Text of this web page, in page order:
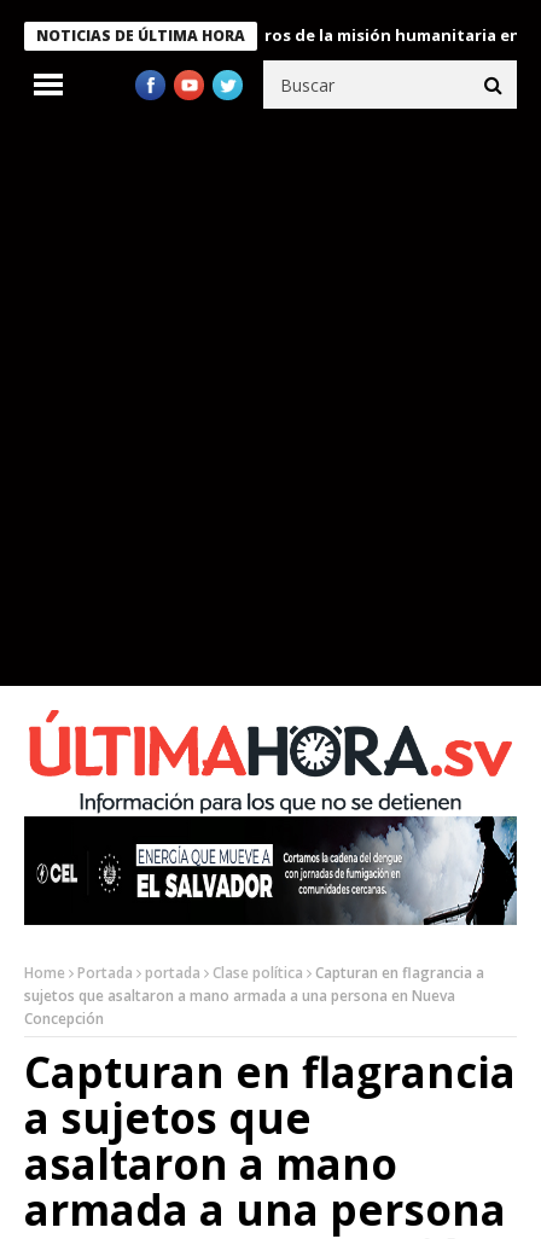
NOTICIAS DE ÚLTIMA HORA
Bukele condecora a miembros de la misión humanitaria enviada
Home Portada portada Clase política
Capturan en flagrancia a
sujetos que asaltaron a mano armada a una persona en Nueva
Concepción
Capturan en flagrancia
a sujetos que
asaltaron a mano
armada a una persona